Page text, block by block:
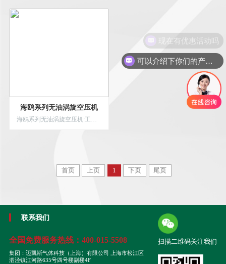
海鸥系列无油涡旋空压机
海鸥系列无油涡旋空压机:工作过程无须添加任何油品介质,零排放、绿色环保,旋转压缩结构连续运动无往复,低噪音、静音环保,涡旋压缩持续做工没有无用功,低电耗、节能环保
首页 上页 1 下页 尾页
联系我们
全国免费服务热线： 400-015-5508
集团：迈凱斯气体科技（上海）有限公司 上海市松江区
泗泾镇江河路635号四号楼副楼4F
扫描二维码关注我们
可以介绍下你们的产品么
现在有优惠活动吗